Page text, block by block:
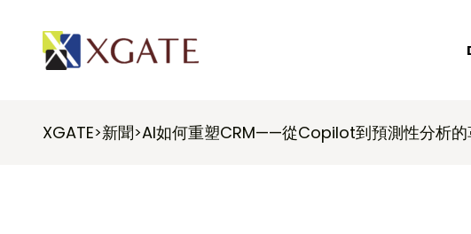
XGATE>新聞>AI如何重塑CRM——從Copilot到預測性分析的